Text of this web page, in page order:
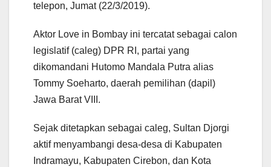
telepon, Jumat (22/3/2019).
Aktor Love in Bombay ini tercatat sebagai calon
legislatif (caleg) DPR RI, partai yang
dikomandani Hutomo Mandala Putra alias
Tommy Soeharto, daerah pemilihan (dapil)
Jawa Barat VIII.
Sejak ditetapkan sebagai caleg, Sultan Djorgi
aktif menyambangi desa-desa di Kabupaten
Indramayu, Kabupaten Cirebon, dan Kota